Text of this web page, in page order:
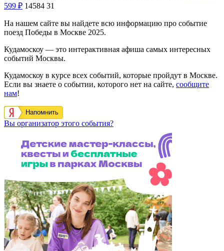
599 ₽ 14584 31
На нашем сайте вы найдете всю информацию про событие
поезд Победы в Москве 2025.
Кудамоскоу — это интерактивная афиша самых интересных
событий Москвы.
Кудамоскоу в курсе всех событий, которые пройдут в Москве.
Если вы знаете о событии, которого нет на сайте, сообщите
нам!
Напомнить
Вы организатор этого события?